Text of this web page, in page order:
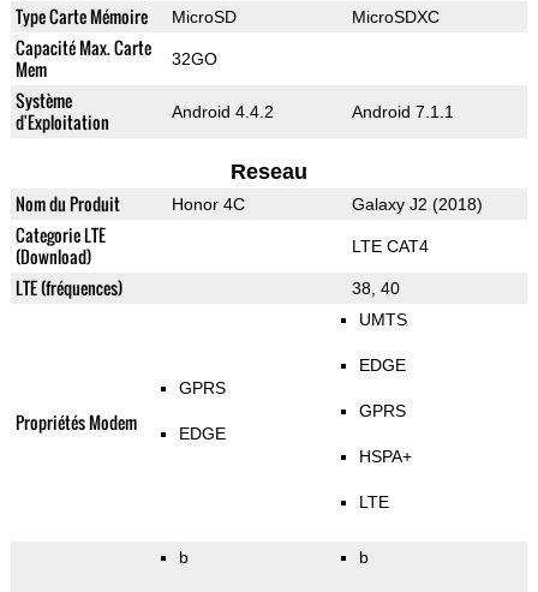
Type Carte Mémoire MicroSD MicroSDXC
Capacité Max. Carte
Mem
32GO
Système
d'Exploitation
Android 4.4.2 Android 7.1.1
Reseau
Nom du Produit Honor 4C Galaxy J2 (2018)
Categorie LTE
(Download)
LTE CAT4
LTE (fréquences) 38, 40
Propriétés Modem
GPRS
EDGE
UMTS
EDGE
GPRS
HSPA+
LTE
b b